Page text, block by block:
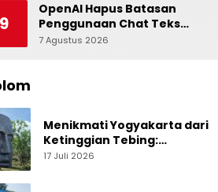
Medan Belawan
9
OpenAI Hapus Batasan
Penggunaan Chat Teks
untuk Akun Gratis ChatGPT
7 Agustus 2026
Menikmati Yogyakarta dari
Ketinggian Tebing:
Menelusuri Pesona On The
17 Juli 2026